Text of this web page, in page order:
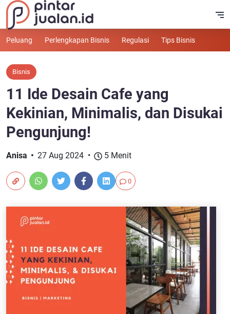
Peluang Perlengkapan Bisnis Regulasi Tips Bisnis
Bisnis
11 Ide Desain Cafe yang
Kekinian, Minimalis, dan Disukai
Pengunjung!
Anisa 27 Aug 2024 5 Menit
0